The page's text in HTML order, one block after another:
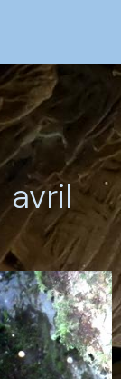
avril